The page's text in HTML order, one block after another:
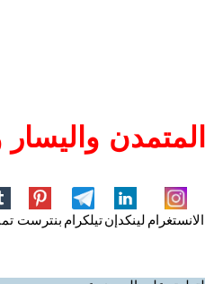
واليسار
الانستغرام لينكدإنتيلكرام بنترست